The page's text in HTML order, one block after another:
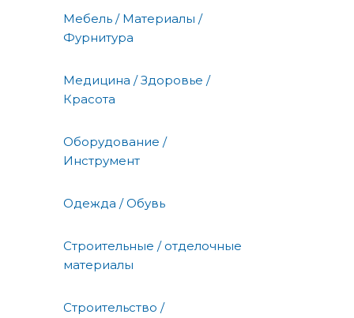
Мебель / Материалы /
Фурнитура
Медицина / Здоровье /
Красота
Оборудование /
Инструмент
Одежда / Обувь
Строительные / отделочные
материалы
Строительство /